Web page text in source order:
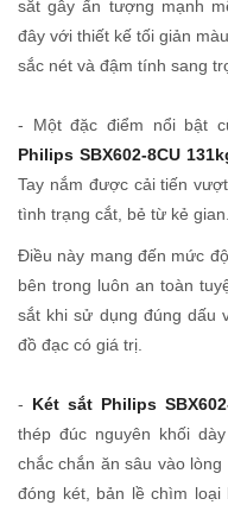
sắt gây ấn tượng mạnh
đây với thiết kế tối giản
sắc nét và đậm tính sang
- Một đặc điểm nổi bật
Philips SBX602-8CU
Tay nắm được cải tiến
tình trạng cắt, bẻ từ kẻ gian.
Điều này mang đến mức
bên trong luôn an toàn
sắt khi sử dụng đúng dấu
đồ đạc có giá trị.
- Két sắt Philips
thép đúc nguyên khối
chắc chắn ăn sâu vào
đóng két, bản lề chìm